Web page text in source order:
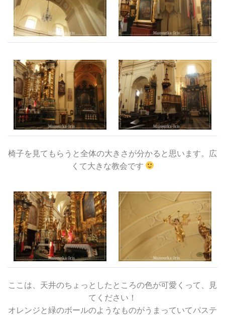
椅子を見てもらうと全体の大きさが分かると思います。広
くて大きな教会です
ここは、天井のちょっとしたところの色が可愛くって、見
てください！
オレンジと緑のボールのようなものがうまっていてパステ